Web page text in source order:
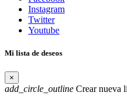
Instagram
Twitter
Youtube
Mi lista de deseos
×
add_circle_outline Crear nueva